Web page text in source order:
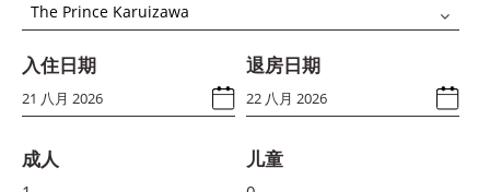
The Prince Karuizawa
入住日期 退房日期
成人 儿童